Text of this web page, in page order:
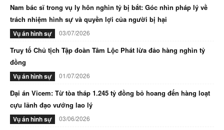
Nam bác sĩ trong vụ ly hôn nghìn tỷ bị bắt: Góc nhìn pháp lý về
trách nhiệm hình sự và quyền lợi của người bị hại
Vụ án hình sự 03/07/2026
Truy tố Chủ tịch Tập đoàn Tâm Lộc Phát lừa đảo hàng nghìn tỷ
đồng
Vụ án hình sự 01/07/2026
Đại án Vicem: Từ tòa tháp 1.245 tỷ đồng bỏ hoang đến hàng loạt
cựu lãnh đạo vướng lao lý
Vụ án hình sự 03/06/2026